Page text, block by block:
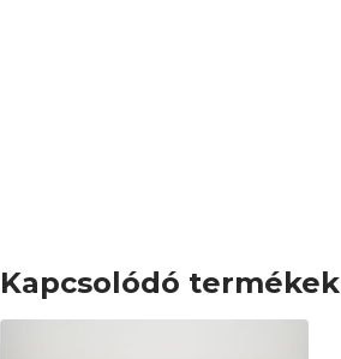
Kapcsolódó termékek